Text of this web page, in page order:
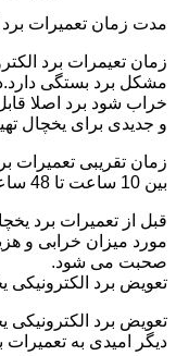
مدت زمان تعمیرات
زمان تعیمرات برد
خراب شود برد اصلا قابل
و جدیدی برای یخچال
بین 10 ساعت تا 48 ساعت به صورت نهایی می باشد.
قبل از تعمیرات برد
مورد میزان خرابی و
صحبت می شود.
تعویض برد
تعویض برد
دیگر امیدی به